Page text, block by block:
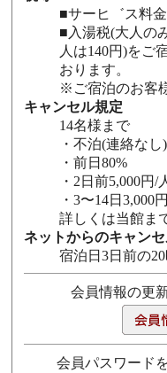
■サーヒ゛ス料
■入湯税(大人の
人は140円)をご
おります。
※ご宿泊のお客
キャンセル規定
14名様まで
・不泊(連絡なし
・前日80%
・2日前5,000円/
・3〜14日3,000
詳しくは当館ま
ネットからのキャン
宿泊日3日前の
会員情報の更
会員パスワード